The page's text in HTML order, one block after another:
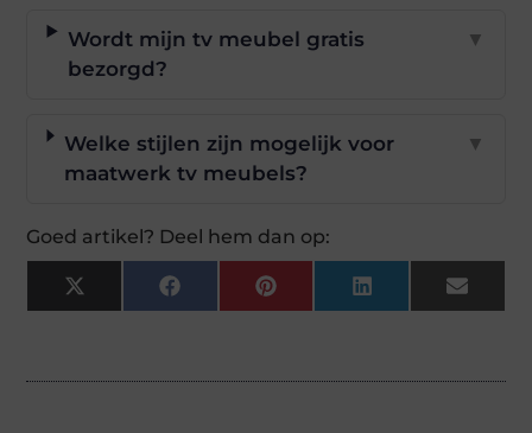
Wordt mijn tv meubel gratis
bezorgd?
▼
Welke stijlen zijn mogelijk voor
maatwerk tv meubels?
▼
Goed artikel? Deel hem dan op:
X
(Twitter)
FacebookPinterestLinkedInEmail